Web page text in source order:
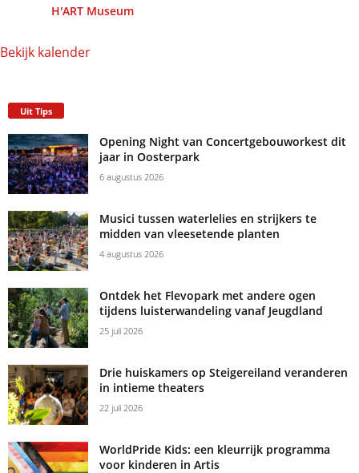
H'ART Museum
Bekijk kalender
Uit Tips
Opening Night van Concertgebouworkest dit
jaar in Oosterpark
6 augustus 2026
Musici tussen waterlelies en strijkers te
midden van vleesetende planten
4 augustus 2026
Ontdek het Flevopark met andere ogen
tijdens luisterwandeling vanaf Jeugdland
25 juli 2026
Drie huiskamers op Steigereiland veranderen
in intieme theaters
22 juli 2026
WorldPride Kids: een kleurrijk programma
voor kinderen in Artis